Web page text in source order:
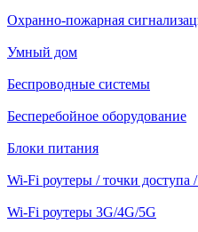
Охранно-пожарная
Умный дом
Беспроводные системы
Бесперебойное оборудование
Блоки питания
Wi-Fi роутеры / точки доступа
Wi-Fi роутеры 3G/4G/5G